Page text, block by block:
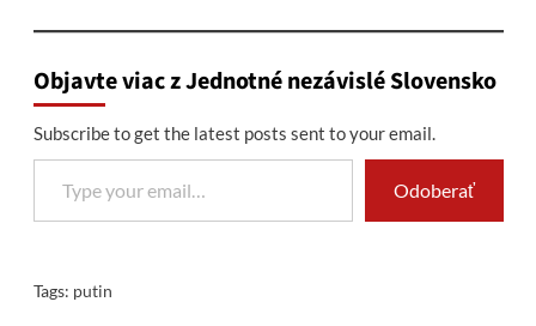
Objavte viac z Jednotné nezávislé Slovensko
Subscribe to get the latest posts sent to your email.
Type your email…
Odoberať
Tags: putin